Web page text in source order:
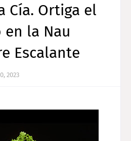
Cía. Ortiga el
en la Nau
Escalante
2023